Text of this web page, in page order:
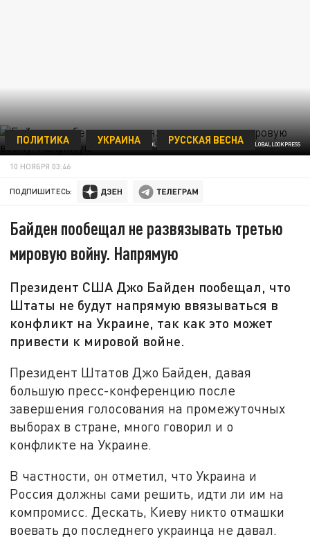
OLIVER CONTRERAS - POOL VIA CNP/KEYSTONE PRESS AGENCY/GLOBALLOOKPRESS
ПОЛИТИКА УКРАИНА РУССКАЯ ВЕСНА
10 НОЯБРЯ 03:46
ПОДПИШИТЕСЬ:
Байден пообещал не развязывать третью
мировую войну. Напрямую
Президент США Джо Байден пообещал, что
Штаты не будут напрямую ввязываться в
конфликт на Украине, так как это может
привести к мировой войне.
Президент Штатов Джо Байден, давая
большую пресс-конференцию после
завершения голосования на промежуточных
выборах в стране, много говорил и о
конфликте на Украине.
В частности, он отметил, что Украина и
Россия должны сами решить, идти ли им на
компромисс. Дескать, Киеву никто отмашки
воевать до последнего украинца не давал.